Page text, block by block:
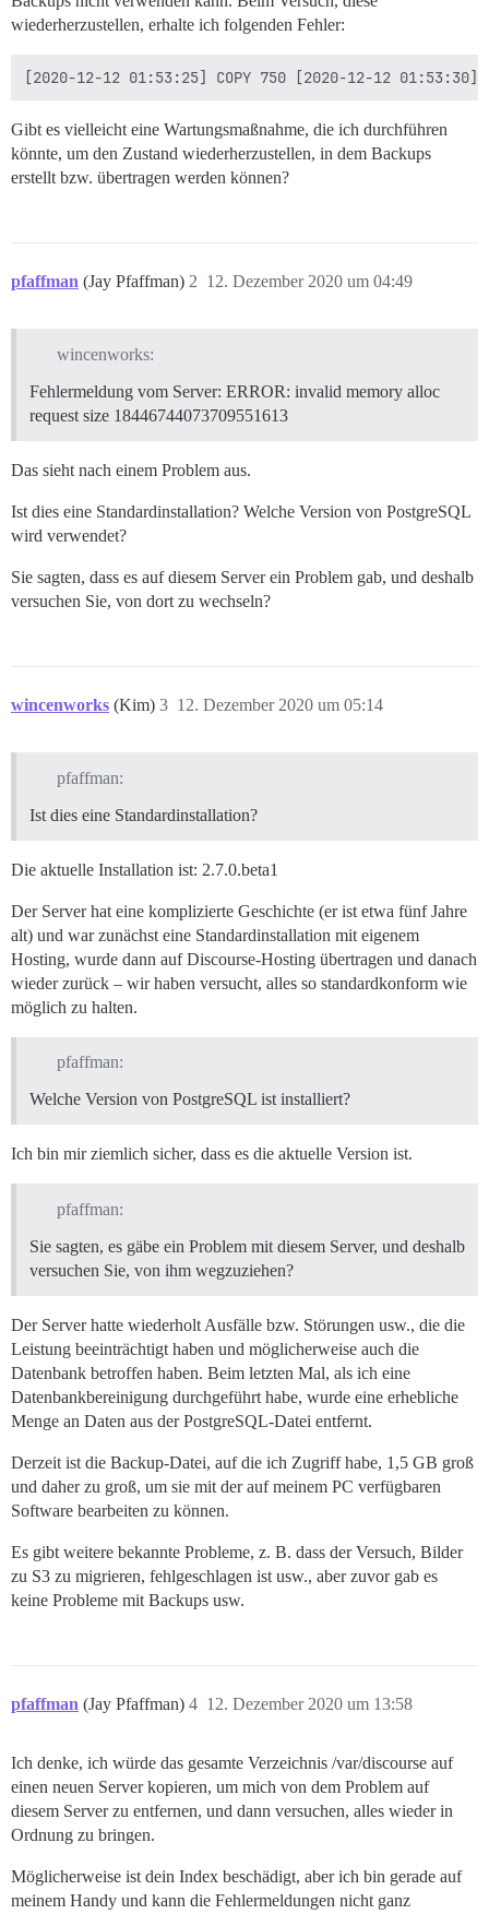
Refreshing disk stats...
Notifying 'system' of the end of the backup...
wiederherzustellen, erhalte ich folgenden Fehler:
Gibt es vielleicht eine Wartungsmaßnahme, die ich durchführen
könnte, um den Zustand wiederherzustellen, in dem Backups
erstellt bzw. übertragen werden können?
pfaffman (Jay Pfaffman) 12. Dezember 2020 um 04:49
2
wincenworks:
Fehlermeldung vom Server: ERROR: invalid memory alloc
request size 18446744073709551613
Das sieht nach einem Problem aus.
Ist dies eine Standardinstallation? Welche Version von PostgreSQL
wird verwendet?
Sie sagten, dass es auf diesem Server ein Problem gab, und deshalb
versuchen Sie, von dort zu wechseln?
wincenworks (Kim) 12. Dezember 2020 um 05:14
3
pfaffman:
Ist dies eine Standardinstallation?
Die aktuelle Installation ist: 2.7.0.beta1
Der Server hat eine komplizierte Geschichte (er ist etwa fünf Jahre
alt) und war zunächst eine Standardinstallation mit eigenem
Hosting, wurde dann auf Discourse-Hosting übertragen und danach
wieder zurück – wir haben versucht, alles so standardkonform wie
möglich zu halten.
pfaffman:
Welche Version von PostgreSQL ist installiert?
Ich bin mir ziemlich sicher, dass es die aktuelle Version ist.
pfaffman:
Sie sagten, es gäbe ein Problem mit diesem Server, und deshalb
versuchen Sie, von ihm wegzuziehen?
Der Server hatte wiederholt Ausfälle bzw. Störungen usw., die die
Leistung beeinträchtigt haben und möglicherweise auch die
Datenbank betroffen haben. Beim letzten Mal, als ich eine
Datenbankbereinigung durchgeführt habe, wurde eine erhebliche
Menge an Daten aus der PostgreSQL-Datei entfernt.
Derzeit ist die Backup-Datei, auf die ich Zugriff habe, 1,5 GB groß
und daher zu groß, um sie mit der auf meinem PC verfügbaren
Software bearbeiten zu können.
Es gibt weitere bekannte Probleme, z. B. dass der Versuch, Bilder
zu S3 zu migrieren, fehlgeschlagen ist usw., aber zuvor gab es
keine Probleme mit Backups usw.
pfaffman (Jay Pfaffman) 12. Dezember 2020 um 13:58
4
Ich denke, ich würde das gesamte Verzeichnis /var/discourse auf
einen neuen Server kopieren, um mich von dem Problem auf
diesem Server zu entfernen, und dann versuchen, alles wieder in
Ordnung zu bringen.
Möglicherweise ist dein Index beschädigt, aber ich bin gerade auf
meinem Handy und kann die Fehlermeldungen nicht ganz